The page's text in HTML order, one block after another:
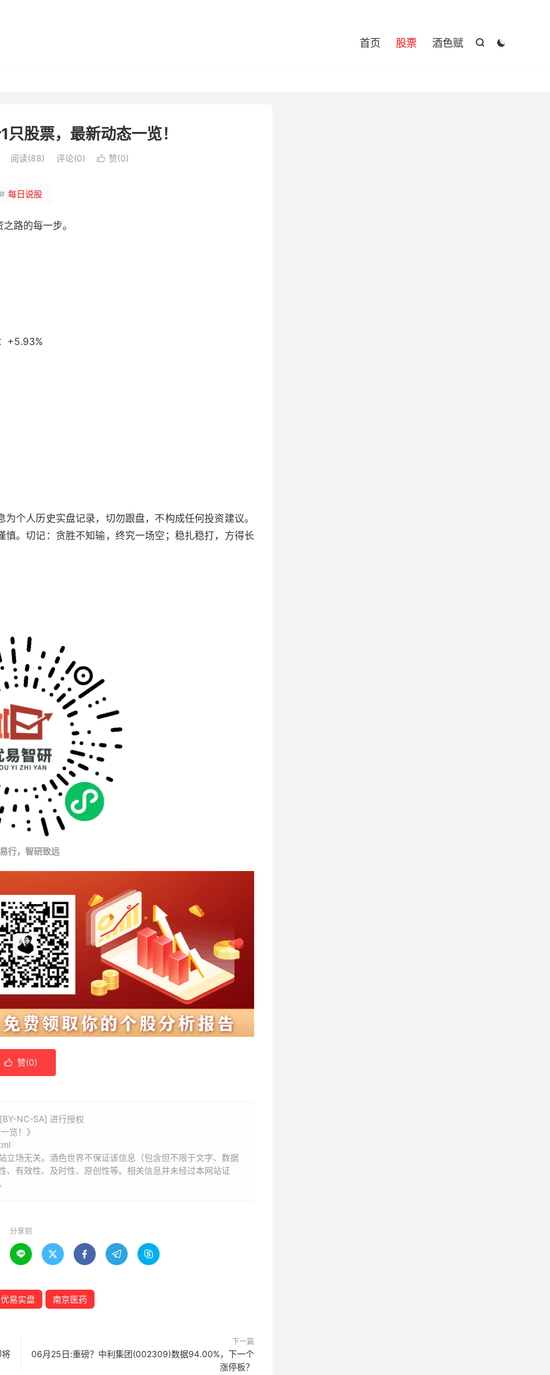


首页 股票 酒色赋
股票，最新动态一览！
阅读(88) 评论(0)  赞(0)
# 每日说股
路的每一步。
+5.93%
个人历史实盘记录，切勿跟盘，不构成任何投资建议。
。切记：贪胜不知输，终究一场空；稳扎稳打，方得长
行，智研致远
 赞(0)
NC-SA] 进行授权
览！》
立场无关。酒色世界不保证该信息（包含但不限于文字、数据
有效性、及时性、原创性等。相关信息并未经过本网站证
分享到
    
优易实盘 南京医药
下一篇
06月25日:重磅？中利集团(002309)数据94.00%，下一个
涨停板？